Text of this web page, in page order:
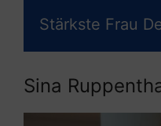
Stärkste Frau
Sina